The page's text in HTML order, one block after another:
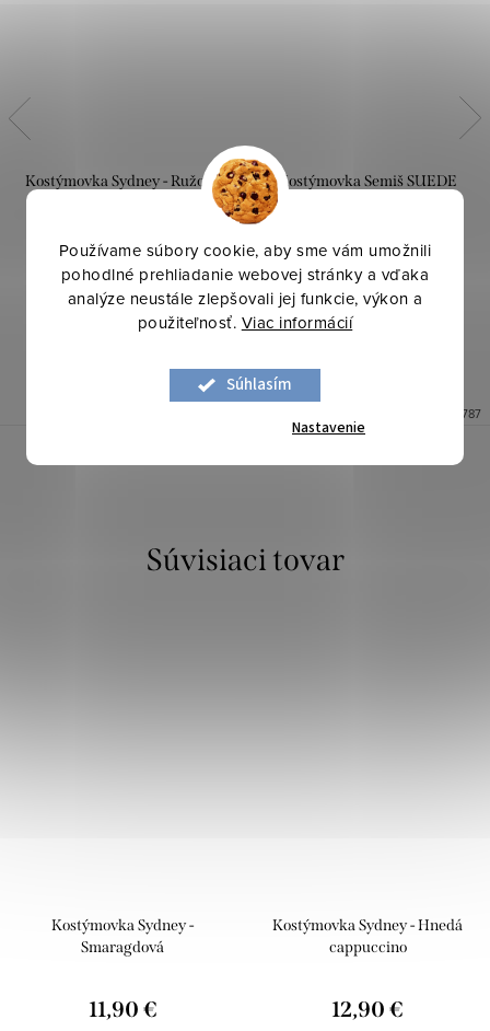
Používame súbory cookie, aby sme vám umožnili
pohodlné prehliadanie webovej stránky a vďaka
analýze neustále zlepšovali jej funkcie, výkon a
použiteľnosť. Viac informácií
Súhlasím
Nastavenie
Kostýmovka Sydney - Ružová
12,30 €
DO KOŠÍKA
Kostýmovka Semiš SUEDE
11,90 €
DO KOŠÍKA
0763787
Súvisiaci tovar
Kostýmovka Sydney -
Smaragdová
11,90 €
Kostýmovka Sydney - Hnedá
cappuccino
12,90 €